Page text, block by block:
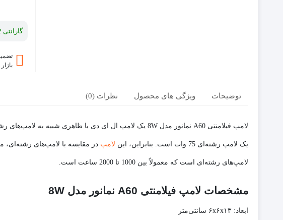
گارانتی 12 ماهه نمانور
بازار
توضیحات ویژگی های محصول نظرات (0)
یک لامپ رشته‌ای 75 وات است. بنابراین، این لامپ
لامپ‌های رشته‌ای است که معمولاً بین 1000 تا 2000 ساعت است.
مشخصات لامپ فیلامنتی A60 نمانور مدل 8W
ابعاد: